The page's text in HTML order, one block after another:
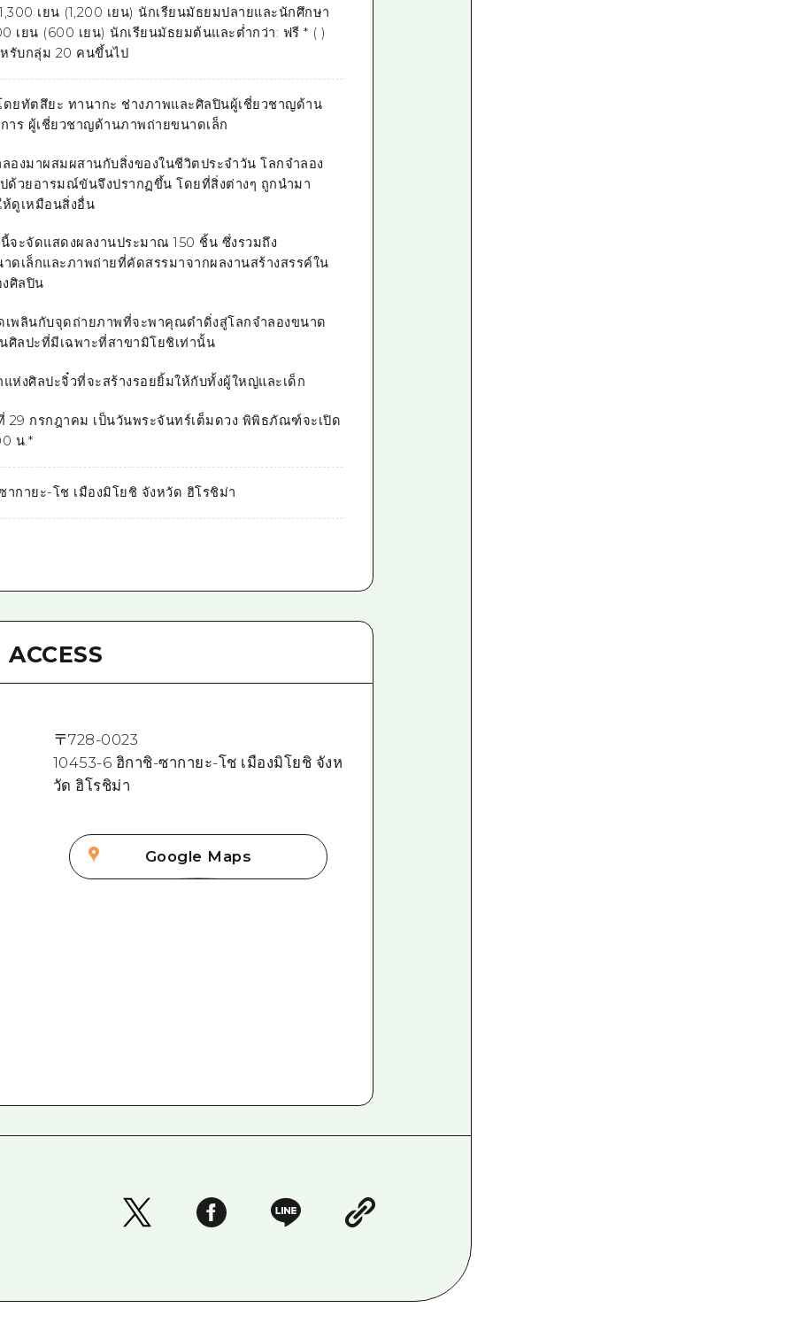
เยน (1,200 เยน) นักเรียนมัธยมปลายและนักศึกษา
เยน (600 เยน) นักเรียนมัธยมต้นและต่ำกว่า: ฟรี * ( )
รับกลุ่ม 20 คนขึ้นไป
ยทัตสึยะ ทานากะ ช่างภาพและศิลปินผู้เชี่ยวชาญด้าน
าร ผู้เชี่ยวชาญด้านภาพถ่ายขนาดเล็ก
องมาผสมผสานกับสิ่งของในชีวิตประจำวัน โลกจำลอง
ด้วยอารมณ์ขันจึงปรากฏขึ้น โดยที่สิ่งต่างๆ ถูกนำมา
ดูเหมือนสิ่งอื่น
จะจัดแสดงผลงานประมาณ150 ชิ้น ซึ่งรวมถึง
ดเล็กและภาพถ่ายที่คัดสรรมาจากผลงานสร้างสรรค์ใน
ศิลปิน
พลินกับจุดถ่ายภาพที่จะพาคุณดำดิ่งสู่โลกจำลองขนาด
ศิลปะที่มีเฉพาะที่สาขามิโยชิเท่านั้น
ห่งศิลปะจิ๋วที่จะสร้างรอยยิ้มให้กับทั้งผู้ใหญ่และเด็ก
29 กรกฎาคม เป็นวันพระจันทร์เต็มดวง พิพิธภัณฑ์จะเปิด
น.*
ากายะ-โช เมืองมิโยชิ จังหวัด ฮิโรชิม่า
ACCESS
〒728-0023
10453-6 ฮิกาชิ-ซากายะ-โช เมืองมิโยชิ จังห
วัด ฮิโรชิม่า
Google Maps